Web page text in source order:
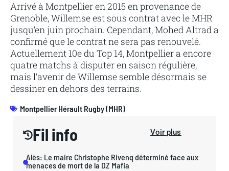
Arrivé à Montpellier en 2015 en provenance de
Grenoble, Willemse est sous contrat avec le MHR
jusqu’en juin prochain. Cependant, Mohed Altrad a
confirmé que le contrat ne sera pas renouvelé.
Actuellement 10e du Top 14, Montpellier a encore
quatre matchs à disputer en saison régulière,
mais l’avenir de Willemse semble désormais se
dessiner en dehors des terrains.
Montpellier Hérault Rugby (MHR)
Fil info Voir plus
Alès: Le maire Christophe Rivenq déterminé face aux
menaces de mort de la DZ Mafia